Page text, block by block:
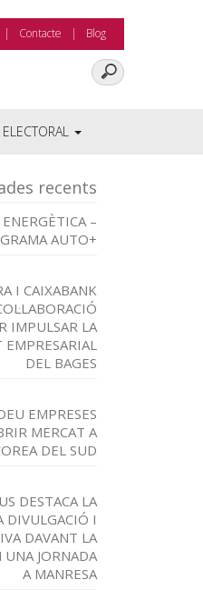
Contacte Blog
recents
–
AUTO+
I CAIXABANK
IMPULSAR LA
DEL BAGES
EMPRESES
MERCAT A
DEL SUD
DESTACA LA
DIVULGACIÓ I
DAVANT LA
JORNADA
A MANRESA